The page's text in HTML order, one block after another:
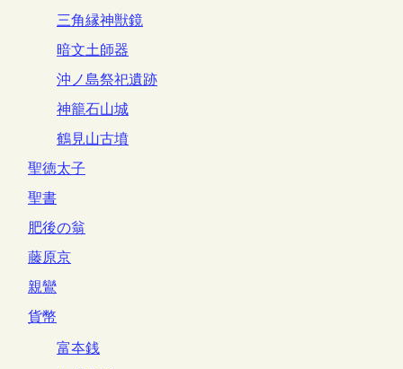
三角縁神獣鏡
暗文土師器
沖ノ島祭祀遺跡
神籠石山城
鶴見山古墳
聖徳太子
聖書
肥後の翁
藤原京
親鸞
貨幣
富夲銭